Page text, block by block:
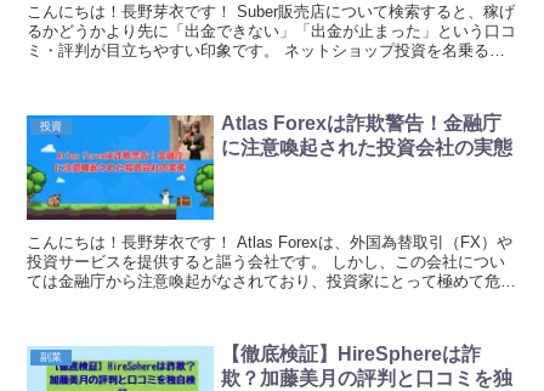
こんにちは！長野芽衣です！ Suber販売店について検索すると、稼げ
るかどうかより先に「出金できない」「出金が止まった」という口コ
ミ・評判が目立ちやすい印象です。 ネットショップ投資を名乗る案
投資
Atlas Forexは詐欺警告！金融庁
に注意喚起された投資会社の実態
こんにちは！長野芽衣です！ Atlas Forexは、外国為替取引（FX）や
投資サービスを提供すると謳う会社です。 しかし、この会社につい
ては金融庁から注意喚起がなされており、投資家にとって極めて危険
副業
【徹底検証】HireSphereは詐
欺？加藤美月の評判と口コミを独